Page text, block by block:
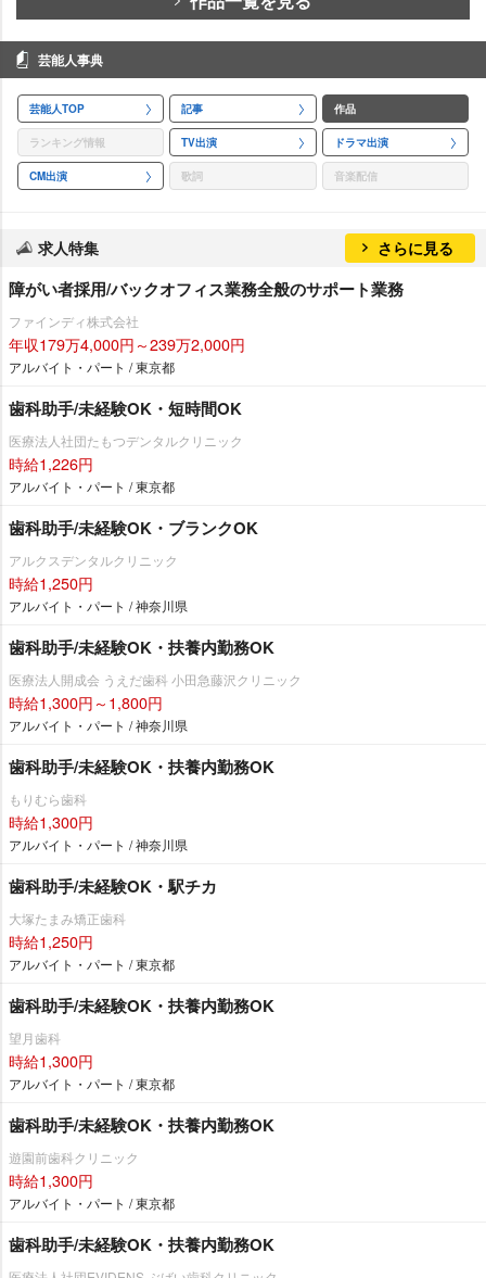
芸能人事典
芸能人TOP 記事 作品
ランキング情報 TV出演 ドラマ出演
CM出演 歌詞 音楽配信
求人特集 さらに見る
障がい者採用/バックオフィス業務全般のサポート業務
ファインディ株式会社
年収179万4,000円～239万2,000円
アルバイト・パート / 東京都
歯科助手/未経験OK・短時間OK
医療法人社団たもつデンタルクリニック
時給1,226円
アルバイト・パート / 東京都
歯科助手/未経験OK・ブランクOK
アルクスデンタルクリニック
時給1,250円
アルバイト・パート / 神奈川県
歯科助手/未経験OK・扶養内勤務OK
医療法人開成会 うえだ歯科 小田急藤沢クリニック
時給1,300円～1,800円
アルバイト・パート / 神奈川県
歯科助手/未経験OK・扶養内勤務OK
もりむら歯科
時給1,300円
アルバイト・パート / 神奈川県
歯科助手/未経験OK・駅チカ
大塚たまみ矯正歯科
時給1,250円
アルバイト・パート / 東京都
歯科助手/未経験OK・扶養内勤務OK
望月歯科
時給1,300円
アルバイト・パート / 東京都
歯科助手/未経験OK・扶養内勤務OK
遊園前歯科クリニック
時給1,300円
アルバイト・パート / 東京都
歯科助手/未経験OK・扶養内勤務OK